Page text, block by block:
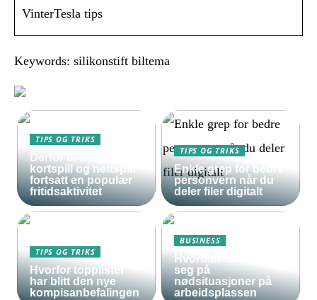
VinterTesla tips
Keywords: silikonstift biltema
TIPS OG TRIKS
Derfor er enkle
kortspill og nettspill
fortsatt en populær
fritidsaktivitet
TIPS OG TRIKS
Enkle grep for bedre
personvern når du
deler filer digitalt
TIPS OG TRIKS
Hvorfor topplister
har blitt den nye
kompisanbefalingen
BUSINESS
Hvordan forberede
seg på
nødsituasjoner på
arbeidsplassen